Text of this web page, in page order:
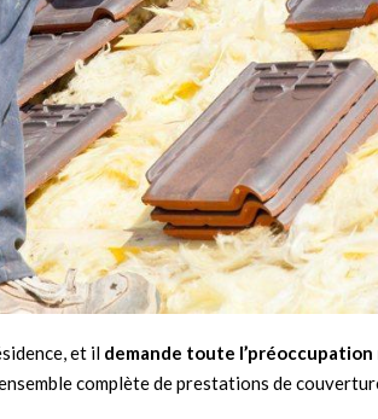
et il demande toute l’préoccupation
complète de prestations de